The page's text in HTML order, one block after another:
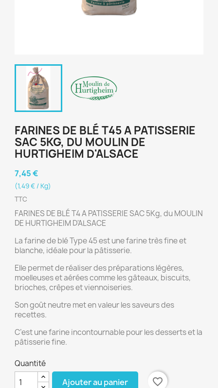
FARINES DE BLÉ T45 A PATISSERIE
SAC 5KG, DU MOULIN DE
HURTIGHEIM D'ALSACE
7,45 €
(1,49 € / Kg)
TTC
FARINES DE BLÉ T4 A PATISSERIE SAC 5Kg, du MOULIN
DE HURTIGHEIM D'ALSACE
La farine de blé Type 45 est une farine très fine et
blanche, idéale pour la pâtisserie.
Elle permet de réaliser des préparations légères,
moelleuses et aérées comme les gâteaux, biscuits,
brioches, crêpes et viennoiseries.
Son goût neutre met en valeur les saveurs des
recettes.
C’est une farine incontournable pour les desserts et la
pâtisserie fine.
Quantité
Ajouter au panier favorite_border